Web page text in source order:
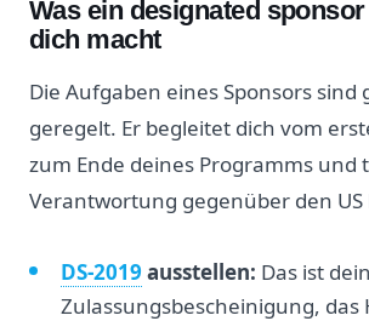
Was ein designated
dich macht
Die Aufgaben eines Sponsors sind
geregelt. Er begleitet dich vom
zum Ende deines Programms und
Verantwortung gegenüber den
DS-2019 ausstellen: Das ist
Zulassungsbescheinigung, das